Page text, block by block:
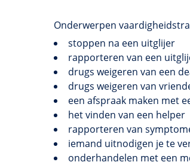
Onderwerpen
stoppen na een uitglijer
rapporteren van een
drugs weigeren van een
drugs weigeren van
een afspraak maken met
het vinden van een helper
rapporteren van
iemand uitnodigen je te
onderhandelen met een